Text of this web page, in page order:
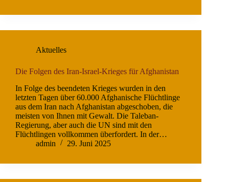
Aktuelles
Die Folgen des Iran-Israel-Krieges für Afghanistan
In Folge des beendeten Krieges wurden in den
letzten Tagen über 60.000 Afghanische Flüchtlinge
aus dem Iran nach Afghanistan abgeschoben, die
meisten von Ihnen mit Gewalt. Die Taleban-
Regierung, aber auch die UN sind mit den
Flüchtlingen vollkommen überfordert. In der…
admin
29. Juni 2025